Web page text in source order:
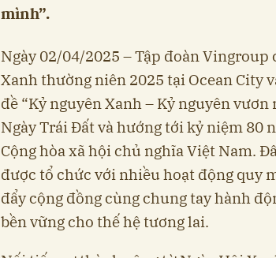
mình”.
Ngày 02/04/2025 – Tập đoàn Vingroup
Xanh thường niên 2025 tại Ocean City
đề “Kỷ nguyên Xanh – Kỷ nguyên
Ngày Trái Đất và hướng tới kỷ niệm 80
Cộng hòa xã hội chủ nghĩa Việt Nam.
được tổ chức với nhiều hoạt động quy
đẩy cộng đồng cùng chung tay hành
bền vững cho thế hệ tương lai.